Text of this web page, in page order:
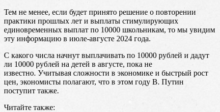
Тем не менее, если будет принято решение о повторении
практики прошлых лет и выплаты стимулирующих
единовременных выплат по 10000 школьникам, то мы увидим
эту информацию в июле-августе 2024 года.
С какого числа начнут выплачивать по 10000 рублей и дадут
ли 10000 рублей на детей в августе, пока не
известно. Учитывая сложности в экономике и быстрый рост
цен, экономисты полагают, что в этом году В. Путин
поступит также.
Читайте также: